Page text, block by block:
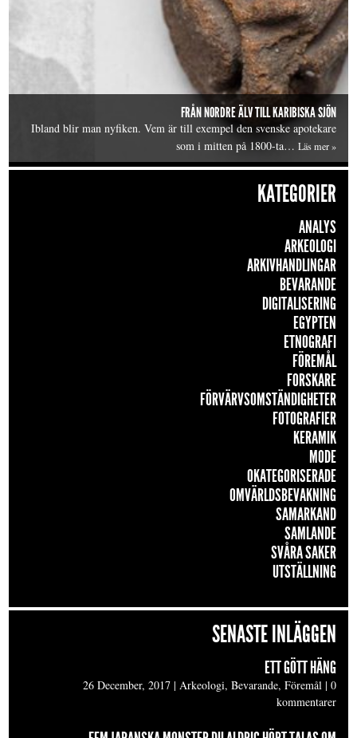
FRÅN NORDRE ÄLV TILL KARIBISKA SJÖN
Ibland blir man nyfiken. Vem är till exempel den svenske apotekare
som i mitten på 1800-ta…Läs mer »
KATEGORIER
ANALYS
ARKEOLOGI
ARKIVHANDLINGAR
BEVARANDE
DIGITALISERING
EGYPTEN
ETNOGRAFI
FÖREMÅL
FORSKARE
FÖRVÄRVSOMSTÄNDIGHETER
FOTOGRAFIER
KERAMIK
MODE
OKATEGORISERADE
OMVÄRLDSBEVAKNING
SAMARKAND
SAMLANDE
SVÅRA SAKER
UTSTÄLLNING
SENASTE INLÄGGEN
ETT GÖTT HÄNG
26 December, 2017 |Arkeologi, Bevarande, Föremål |0
kommentarer